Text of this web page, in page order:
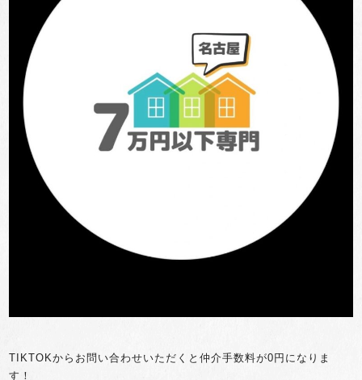
TIKTOKからお問い合わせいただくと仲介手数料が0円になりま
す！